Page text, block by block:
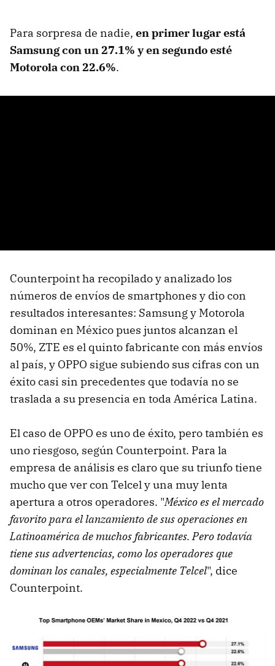
Para sorpresa de nadie, en primer lugar está
Samsung con un 27.1% y en segundo esté
Motorola con 22.6%.
Counterpoint ha recopilado y analizado los
números de envíos de smartphones y dio con
resultados interesantes: Samsung y Motorola
dominan en México pues juntos alcanzan el
50%, ZTE es el quinto fabricante con más envíos
al país, y OPPO sigue subiendo sus cifras con un
éxito casi sin precedentes que todavía no se
traslada a su presencia en toda América Latina.
El caso de OPPO es uno de éxito, pero también es
uno riesgoso, según Counterpoint. Para la
empresa de análisis es claro que su triunfo tiene
mucho que ver con Telcel y una muy lenta
apertura a otros operadores. "México es el mercado
favorito para el lanzamiento de sus operaciones en
Latinoamérica de muchos fabricantes. Pero todavía
tiene sus advertencias, como los operadores que
dominan los canales, especialmente Telcel", dice
Counterpoint.